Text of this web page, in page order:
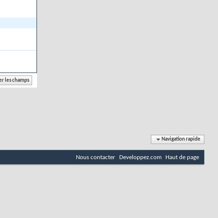
Navigation rapide
Nous contacter Developpez.com Haut de page